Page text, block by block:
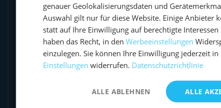
Welche Sprache wird an Bord
gesprochen?
Wer ist mein Skipper / meine
Skipperin?
genauer Geolokalisierungsdaten und
Auswahl gilt nur für diese Website. Einige Anbieter
statt auf Ihre Einwilligung auf berechtigte Interessen
haben das Recht, in den Werbeeinstellungen
einzulegen. Sie können Ihre Einwilligung jederzeit
Einstellungen widerrufen. Datenschutzrichtlinie
ALLE
ALLE ABLEHNEN